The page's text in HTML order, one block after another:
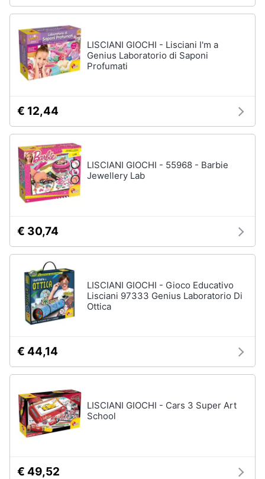
Palestrina
Vedi
tutti
imitazione
armi
giocattolo
Nerf
Arco
Freccette
Mobilità
sport
elettrico
Bici
elettrica
Skateboard
Bicicletta
Vedi
LISCIANI GIOCHI - Lisciani I'm a
Genius Laboratorio di Saponi
Profumati
€ 12,44
LISCIANI GIOCHI - 55968 - Barbie
Jewellery Lab
€ 30,74
LISCIANI GIOCHI - Gioco Educativo
Lisciani 97333 Genius Laboratorio Di
Ottica
€ 44,14
LISCIANI GIOCHI - Cars 3 Super Art
School
€ 49,52